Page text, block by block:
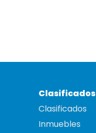
Clasificados
Clasificados
Inmuebles